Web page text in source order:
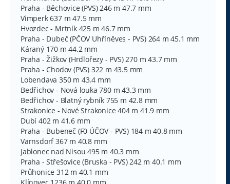
Praha - Běchovice (PVS) 246 m 47.7 mm
Vimperk 637 m 47.5 mm
Hvozdec - Mrtník 425 m 46.7 mm
Praha - Dubeč (PČOV Uhříněves - PVS) 264 m 45.1 mm
Káraný 170 m 44.2 mm
Praha - Žižkov (Hrdlořezy - PVS) 270 m 43.7 mm
Praha - Chodov (PVS) 322 m 43.5 mm
Lobendava 350 m 43.4 mm
Bedřichov - Nová louka 780 m 43.3 mm
Bedřichov - Blatný rybník 755 m 42.8 mm
Strakonice - Nové Strakonice 404 m 41.9 mm
Dubí 402 m 41.6 mm
Praha - Bubeneč (F0 ÚČOV - PVS) 184 m 40.8 mm
Varnsdorf 367 m 40.8 mm
Jablonec nad Nisou 495 m 40.3 mm
Praha - Střešovice (Bruska - PVS) 242 m 40.1 mm
Průhonice 312 m 40.1 mm
Klínovec 1236 m 40.0 mm